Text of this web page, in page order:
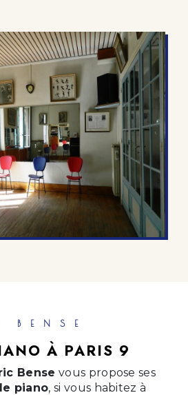
BENSE
À PARIS 9
Bense vous propose ses
piano, si vous habitez à